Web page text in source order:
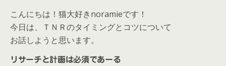
こんにちは！猫大好きnoramieです！
今日は、ＴＮＲのタイミングとコツについて
お話しようと思います。
リサーチと計画は必須であーる